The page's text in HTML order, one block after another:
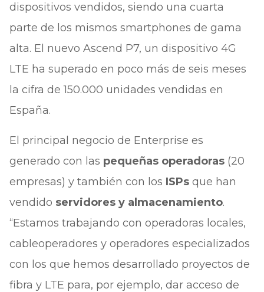
dispositivos vendidos, siendo una cuarta
parte de los mismos smartphones de gama
alta. El nuevo Ascend P7, un dispositivo 4G
LTE ha superado en poco más de seis meses
la cifra de 150.000 unidades vendidas en
España.
El principal negocio de Enterprise es
generado con las pequeñas operadoras(20
empresas) y también con los ISPs que han
vendido servidores y almacenamiento.
“Estamos trabajando con operadoras locales,
cableoperadores y operadores especializados
con los que hemos desarrollado proyectos de
fibra y LTE para, por ejemplo, dar acceso de